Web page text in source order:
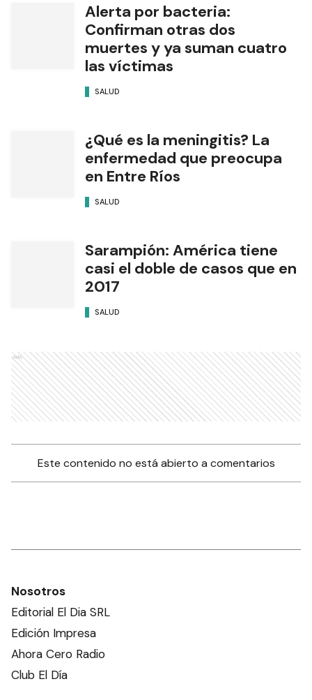
Alerta por bacteria:
Confirman otras dos
muertes y ya suman cuatro
las víctimas
SALUD
¿Qué es la meningitis? La
enfermedad que preocupa
en Entre Ríos
SALUD
Sarampión: América tiene
casi el doble de casos que en
2017
SALUD
Ads
Este contenido no está abierto a comentarios
Nosotros
Editorial El Dia SRL
Edición Impresa
Ahora Cero Radio
Club El Día